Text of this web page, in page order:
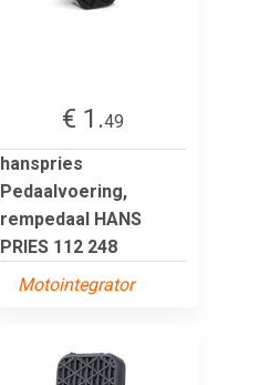
€ 1.49
hanspries
Pedaalvoering,
rempedaal HANS
PRIES 112 248
Motointegrator